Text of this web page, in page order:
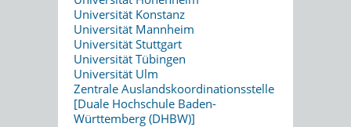
Universität Konstanz
Universität Mannheim
Universität Stuttgart
Universität Tübingen
Universität Ulm
Zentrale Auslandskoordinationsstelle
[Duale Hochschule Baden-
Württemberg (DHBW)]